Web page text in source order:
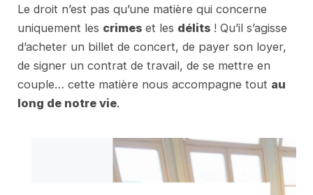
Le droit n’est pas qu’une matière qui concerne
uniquement les crimes et les délits ! Qu’il s’agisse
d’acheter un billet de concert, de payer son loyer,
de signer un contrat de travail, de se mettre en
couple… cette matière nous accompagne tout au
long de notre vie.